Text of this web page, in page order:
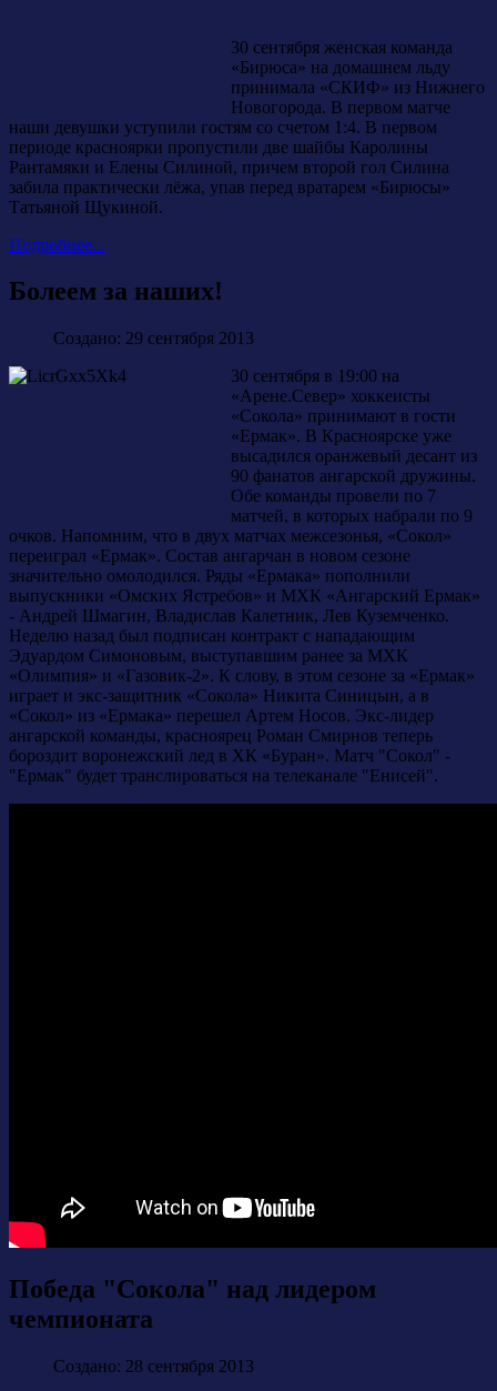
30 сентября женская команда
«Бирюса» на домашнем льду
принимала «СКИФ» из Нижнего
Новогорода. В первом матче
наши девушки уступили гостям со счетом 1:4. В первом
периоде красноярки пропустили две шайбы Каролины
Рантамяки и Елены Силиной, причем второй гол Силина
забила практически лёжа, упав перед вратарем «Бирюсы»
Татьяной Щукиной.
Подробнее...
Болеем за наших!
Создано: 29 сентября 2013
30 сентября в 19:00 на
«Арене.Север» хоккеисты
«Сокола» принимают в гости
«Ермак». В Красноярске уже
высадился оранжевый десант из
90 фанатов ангарской дружины.
Обе команды провели по 7
матчей, в которых набрали по 9
очков. Напомним, что в двух матчах межсезонья, «Сокол»
переиграл «Ермак». Состав ангарчан в новом сезоне
значительно омолодился. Ряды «Ермака» пополнили
выпускники «Омских Ястребов» и МХК «Ангарский Ермак»
- Андрей Шмагин, Владислав Калетник, Лев Куземченко.
Неделю назад был подписан контракт с нападающим
Эдуардом Симоновым, выступавшим ранее за МХК
«Олимпия» и «Газовик-2». К слову, в этом сезоне за «Ермак»
играет и экс-защитник «Сокола» Никита Синицын, а в
«Сокол» из «Ермака» перешел Артем Носов. Экс-лидер
ангарской команды, красноярец Роман Смирнов теперь
бороздит воронежский лед в ХК «Буран». Матч "Сокол" -
"Ермак" будет транслироваться на телеканале "Енисей".
Победа "Сокола" над лидером
чемпионата
Создано: 28 сентября 2013